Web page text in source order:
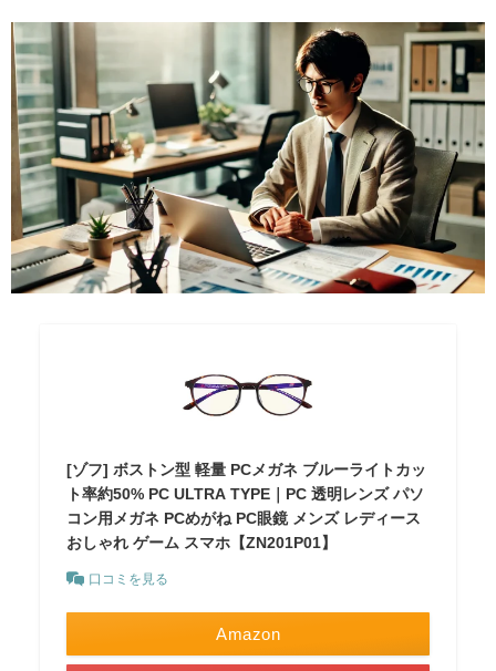
[ゾフ] ボストン型 軽量 PCメガネ ブルーライトカッ
ト率約50% PC ULTRA TYPE｜PC 透明レンズ パソ
コン用メガネ PCめがね PC眼鏡 メンズ レディース
おしゃれ ゲーム スマホ【ZN201P01】
口コミを見る
Amazon